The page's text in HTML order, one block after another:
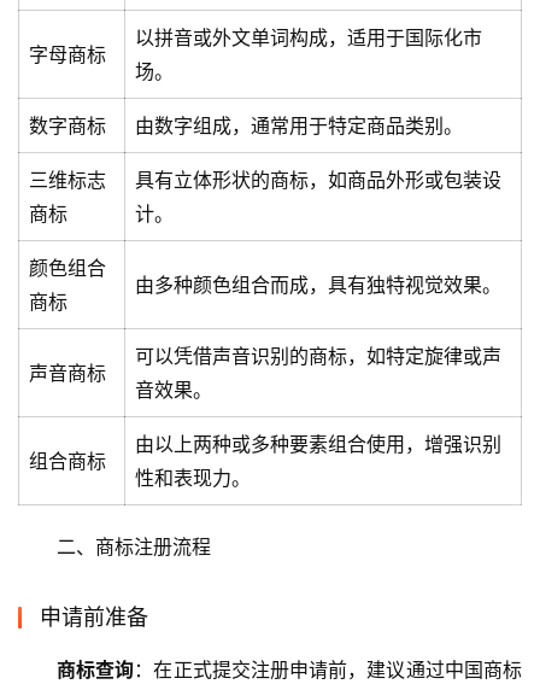
字母商标
以拼音或外文单词构成，适用于国际化市
场。
数字商标 由数字组成，通常用于特定商品类别。
三维标志
商标
具有立体形状的商标，如商品外形或包装设
计。
颜色组合
商标
由多种颜色组合而成，具有独特视觉效果。
声音商标
可以凭借声音识别的商标，如特定旋律或声
音效果。
组合商标
由以上两种或多种要素组合使用，增强识别
性和表现力。
二、商标注册流程
申请前准备
商标查询：在正式提交注册申请前，建议通过中国商标